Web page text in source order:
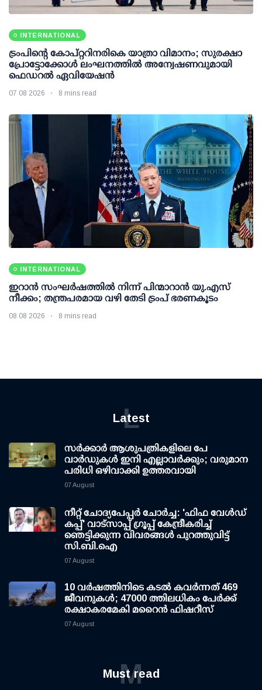
INTERNATIONAL
ട്രംപിന്റെ കോപ്റ്ററിനരികെ യാത്രാ വിമാനം; സുരക്ഷാ
പ്രോട്ടോക്കോള്‍ ലംഘനത്തില്‍ അന്വേഷണവുമായി
ഫെഡറല്‍ ഏവിയേഷന്‍
07 08 2026 8 mins read
INTERNATIONAL
ഇറാന്‍ സംഘര്‍ഷത്തില്‍ നിന്ന് പിന്മാറാന്‍ യു.എസ്
നീക്കം; തന്ത്രപരമായ വഴി തേടി ട്രംപ് ഭരണകൂടം
08 08 2026 8 mins read
Latest
L
സര്‍ക്കാര്‍ ആശുപത്രികളിലെ പേ
വാര്‍ഡുകള്‍ ഇനി എല്ലാവര്‍ക്കും; വരുമാന
പരിധി ഒഴിവാക്കി ഉത്തരവായി
07 August
നീറ്റ് ചോദ്യപേപ്പര്‍ ചോര്‍ച്ച: 'ഫിഫ വേള്‍ഡ്
കപ്പ്' വാട്സാപ്പ് ഗ്രൂപ്പ് കേന്ദ്രീകരിച്ച്
ഞെട്ടിക്കുന്ന വിവരങ്ങള്‍ പുറത്തുവിട്ട്
സി.ബി.ഐ
07 August
10 വര്‍ഷത്തിനിടെ കടല്‍ കവര്‍ന്നത് 469
ജീവനുകള്‍; 47000 ത്തിലധികം പേര്‍ക്ക്
രക്ഷാകരമേകി മറൈന്‍ ഫിഷറീസ്
07 August
Must read
M